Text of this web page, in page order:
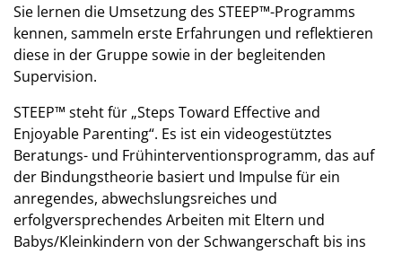
Sie lernen die Umsetzung des STEEP™-Programms
kennen, sammeln erste Erfahrungen und reflektieren
diese in der Gruppe sowie in der begleitenden
Supervision.
STEEP™ steht für „Steps Toward Effective and
Enjoyable Parenting“. Es ist ein videogestütztes
Beratungs- und Frühinterventionsprogramm, das auf
der Bindungstheorie basiert und Impulse für ein
anregendes, abwechslungsreiches und
erfolgversprechendes Arbeiten mit Eltern und
Babys/Kleinkindern von der Schwangerschaft bis ins